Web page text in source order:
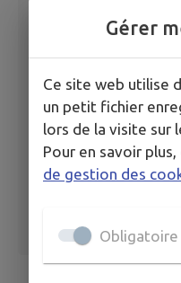
DP0596632600060
Gérer
Ce site web utilise
un petit fichier
lors de la visite sur
Pour en savoir
de gestion des
Obligatoire